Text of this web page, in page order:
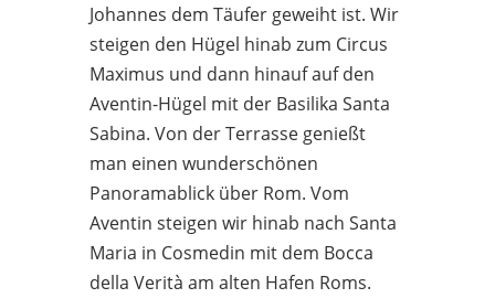
Johannes dem Täufer geweiht ist. Wir
steigen den Hügel hinab zum Circus
Maximus und dann hinauf auf den
Aventin-Hügel mit der Basilika Santa
Sabina. Von der Terrasse genießt
man einen wunderschönen
Panoramablick über Rom. Vom
Aventin steigen wir hinab nach Santa
Maria in Cosmedin mit dem Bocca
della Verità am alten Hafen Roms.